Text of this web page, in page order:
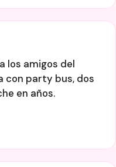
los amigos del
con party bus, dos
en años.